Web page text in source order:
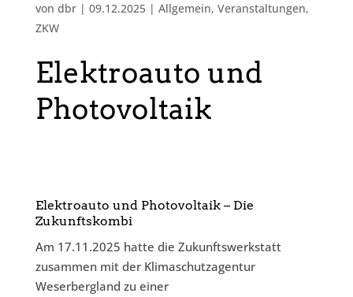
von dbr| 09.12.2025| Allgemein, Veranstaltungen,
ZKW
Elektroauto und
Photovoltaik
Elektroauto und Photovoltaik – Die
Zukunftskombi
Am 17.11.2025 hatte die Zukunftswerkstatt
zusammen mit der Klimaschutzagentur
Weserbergland zu einer